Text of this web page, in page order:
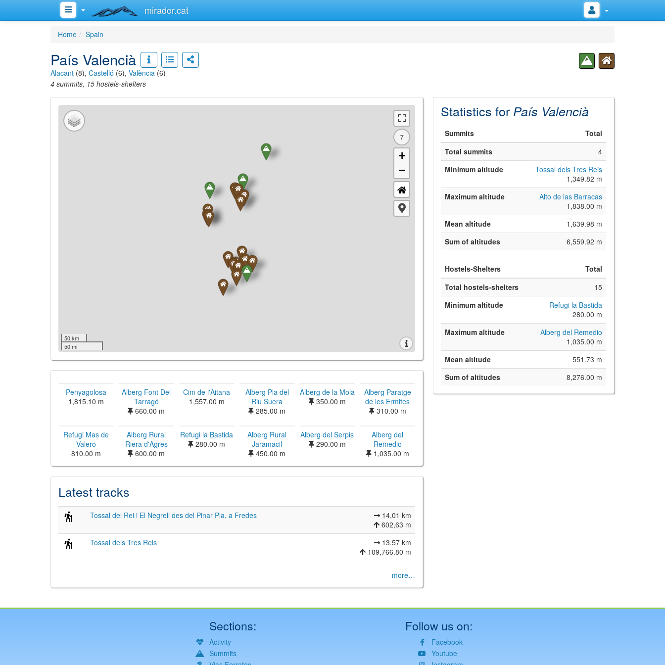
mirador.cat
Home Spain
País Valencià
Alacant (8), Castelló (6), València (6)
4 summits, 15 hostels-shelters
7
+
−
50 km
50 mi
©Institut Cartogràfic i Geològic de Catalunya (CC BY-SH 4.0)
Penyagolosa
1,815.10 m
Alberg Font Del
Tarragó
660.00 m
Cim de l'Aitana
1,557.00 m
Alberg Pla del
Riu Suera
285.00 m
Alberg de la Mola
350.00 m
Alberg Paratge
de les Ermites
310.00 m
Refugi Mas de
Valero
810.00 m
Alberg Rural
Riera d'Agres
600.00 m
Refugi la Bastida
280.00 m
Alberg Rural
Jaramacil
450.00 m
Alberg del Serpis
290.00 m
Alberg del
Remedio
1,035.00 m
Latest tracks
Tossal del Rei i El Negrell des del Pinar Pla, a Fredes
14,01 km
602,63 m
Tossal dels Tres Reis
13.57 km
109,766.80 m
more…
Statistics for País Valencià
Summits
Total
Total summits
4
Minimum altitude
Tossal dels Tres Reis
1,349.82 m
Maximum altitude
Alto de las Barracas
1,838.00 m
Mean altitude
1,639.98 m
Sum of altitudes
6,559.92 m
Hostels-Shelters
Total
Total hostels-shelters
15
Minimum altitude
Refugi la Bastida
280.00 m
Maximum altitude
Alberg del Remedio
1,035.00 m
Mean altitude
551.73 m
Sum of altitudes
8,276.00 m
Sections:
Activity
Summits
Follow us on:
Facebook
Youtube